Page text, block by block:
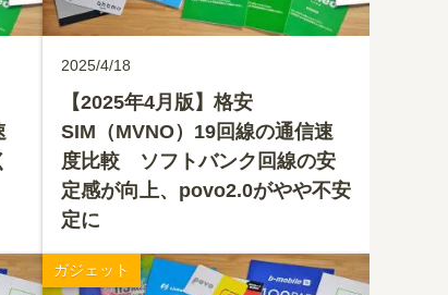
2025/4/18
【2025年4月版】格安
SIM（MVNO）19回線の通信速
度比較 ソフトバンク回線の安
定感が向上、povo2.0がやや不安
定に
ガジェット